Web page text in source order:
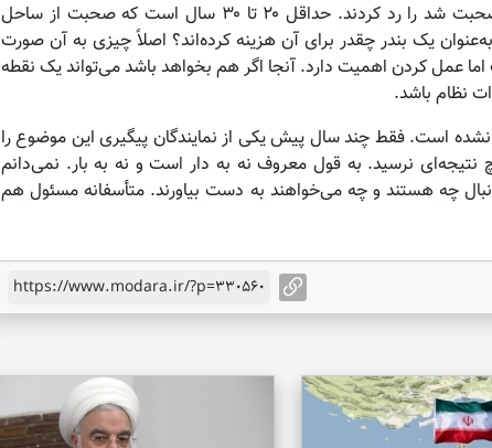
وی ادامه داد: موقعیت جغرافیایی که از آن صحبت شد را رد کردند. حداقل ۲۰ تا ۳۰ سال است که صحبت از ساحل
یک بندر چقدر برای آن هزینه کرده‌اند؟ اصلاً چیزی به آن صورت
عمل کردن اهمیت دارد. آنجا اگر هم بخواهد باشد می‌تواند یک نقطه
نظام باشد.
است. فقط چند سال پیش یکی از نمایندگان پیگیری این موضوع را
نرسید. به قول معروف نه به دار است و نه به بار. نمی‌دانم
چه هستند و چه می‌خواهند به دست بیاورند. متأسفانه مسئول هم
https://www.modara.ir/?p=330560